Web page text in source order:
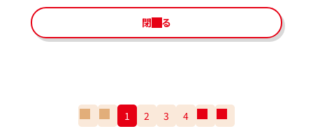
閉じる
番
の
1 2 3 4
の
番